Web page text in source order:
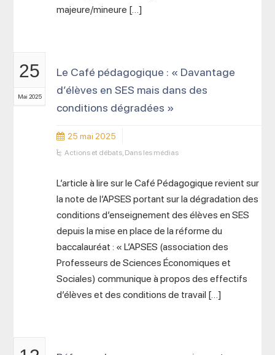
majeure/mineure […]
25
Mai 2025
Le Café pédagogique : « Davantage
d’élèves en SES mais dans des
conditions dégradées »
25 mai 2025
Actions et débats, Dans les médias
L’article à lire sur le Café Pédagogique revient sur
la note de l’APSES portant sur la dégradation des
conditions d’enseignement des élèves en SES
depuis la mise en place de la réforme du
baccalauréat : « L’APSES (association des
Professeurs de Sciences Économiques et
Sociales) communique à propos des effectifs
d’élèves et des conditions de travail […]